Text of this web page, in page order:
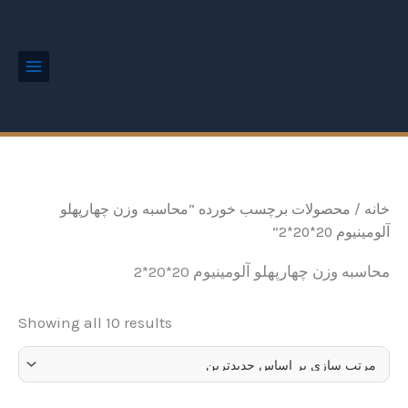
خانه / محصولات برچسب خورده “محاسبه وزن چهارپهلو
آلومینیوم 20*20*2”
محاسبه وزن چهارپهلو آلومینیوم 20*20*2
Showing all 10 results